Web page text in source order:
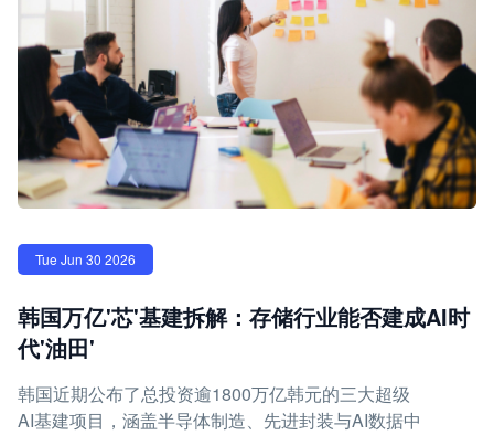
Tue Jun 30 2026
韩国万亿'芯'基建拆解：存储行业能否建成AI时
代'油田'
韩国近期公布了总投资逾1800万亿韩元的三大超级
AI基建项目，涵盖半导体制造、先进封装与AI数据中